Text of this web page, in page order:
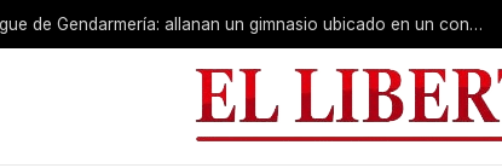
Fuerte despliegue de Gendarmería: allanan un gimnasio ubicado en un conocido hotel céntrico